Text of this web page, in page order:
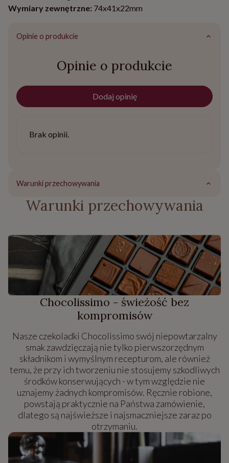
Wymiary zewnętrzne: 74x41x22mm
Opinie o produkcie
Opinie o produkcie
Dodaj opinię
Brak opinii.
Warunki przechowywania
Warunki przechowywania
Chocolissimo - świeżość bez
kompromisów
Nasze czekoladki Chocolissimo swój niepowtarzalny
smak zawdzięczają nie tylko pierwszorzędnym
składnikom i wymyślnym recepturom, ale również
temu, że przy ich tworzeniu nie stosujemy szkodliwych
środków konserwujących - w tym względzie nie
uznajemy żadnych kompromisów. Ręcznie robione,
powstają praktycznie na Państwa zamówienie,
dlatego są najświeższe i najsmaczniejsze zaraz po
otrzymaniu.